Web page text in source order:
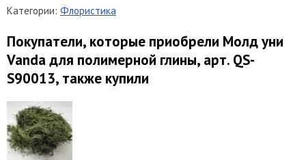
Категории: Флористика
Покупатели, которые приобрели Молд уни
Vanda для полимерной глины, арт. QS-
S90013, также купили